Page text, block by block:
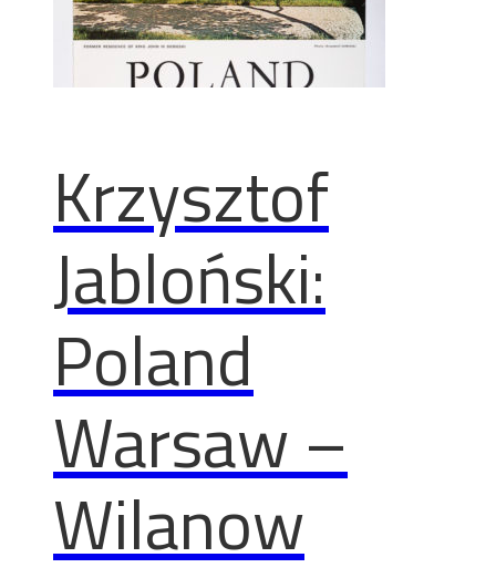
Krzysztof
Jabloński:
Poland
Warsaw –
Wilanow